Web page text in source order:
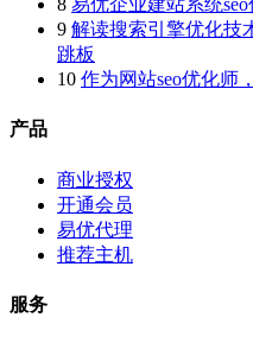
8 易优企业建站系统
9 解读搜索引擎优化技
跳板
10 作为网站seo优化师
产品
商业授权
开通会员
易优代理
推荐主机
服务